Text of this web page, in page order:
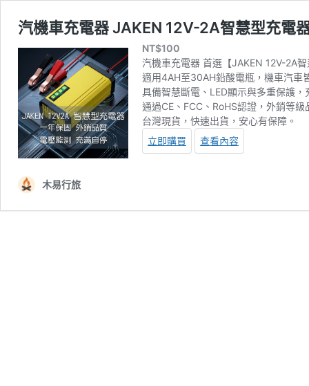
汽機車充電器 JAKEN 12V-2A智慧型充電
NT$100
汽機車充電器 首選【JAKEN 12V-2A
適用4AH至30AH鉛酸電瓶，機車汽車
具備智慧斷電、LED顯示與多重保護，
通過CE、FCC、RoHS認證，外銷等級
台灣現貨，快速出貨，安心有保障。
立即購買
查看內容
木易行旅